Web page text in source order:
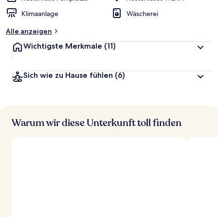
Klimaanlage
Wäscherei
Alle anzeigen
Wichtigste Merkmale (11)
Sich wie zu Hause fühlen (6)
Warum wir diese Unterkunft toll finden